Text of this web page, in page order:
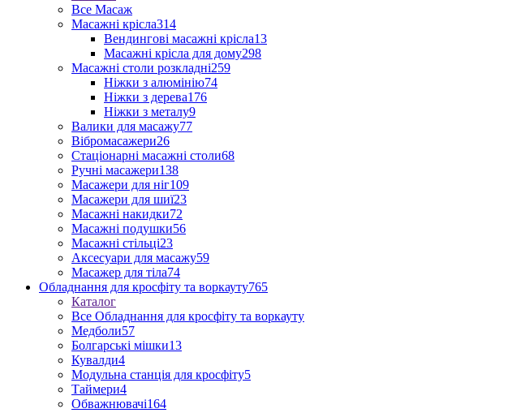
Все Масаж
Масажні крісла314
Вендингові масажні крісла13
Масажні крісла для дому298
Масажні столи розкладні259
Ніжки з алюмінію74
Ніжки з дерева176
Ніжки з металу9
Валики для масажу77
Вібромасажери26
Стаціонарні масажні столи68
Ручні масажери138
Масажери для ніг109
Масажери для шиї23
Масажні накидки72
Масажні подушки56
Масажні стільці23
Аксесуари для масажу59
Масажер для тіла74
Обладнання для кросфіту та воркауту765
Каталог
Все Обладнання для кросфіту та воркауту
Медболи57
Болгарські мішки13
Кувалди4
Модульна станція для кросфіту5
Таймери4
Обважнювачі164